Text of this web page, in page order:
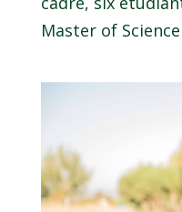
Master of